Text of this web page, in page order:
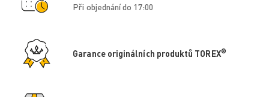
Při objednání do 17:00
Garance originálních produktů TOREX®